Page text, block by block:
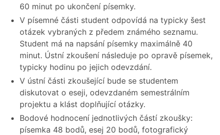
60 minut po ukončení písemky.
V písemné části student odpovídá na typicky šest
otázek vybraných z předem známého seznamu.
Student má na napsání písemky maximálně 40
minut. Ústní zkoušení následuje po opravě písemek,
typicky hodinu po jejich odevzdání.
V ústní části zkoušející bude se studentem
diskutovat o eseji, odevzdaném semestrálním
projektu a klást doplňující otázky.
Bodové hodnocení jednotlivých částí zkoušky:
písemka 48 bodů, esej 20 bodů, fotografický